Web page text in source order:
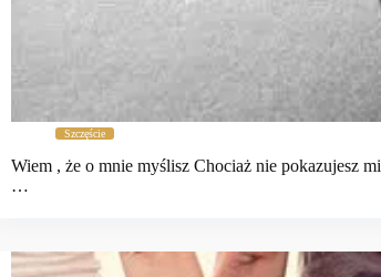
Szczęście
Wiem , że o mnie myślisz Chociaż nie pokazujesz mi
…